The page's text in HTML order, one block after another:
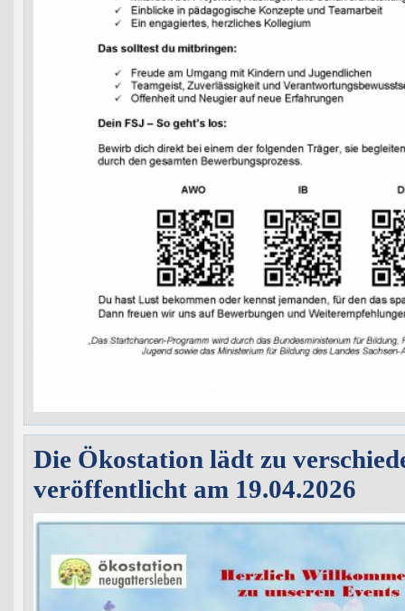
Die Ökostation lädt zu
veröffentlicht am 19.04.2026